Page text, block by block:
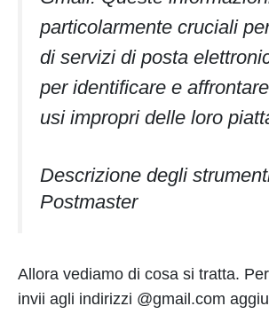
particolarmente cruciali
di servizi di posta
per identificare e
usi impropri delle loro
Descrizione degli
Postmaster
Allora vediamo di cosa si tratta.
invii agli indirizzi @gmail.com